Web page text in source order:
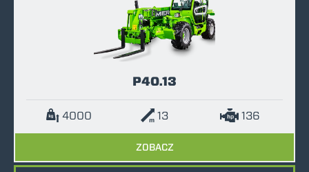
P40.13
4000 13 136
ZOBACZ